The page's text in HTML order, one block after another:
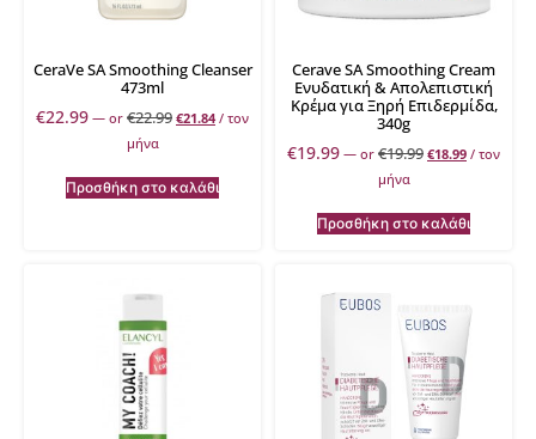
CeraVe SA Smoothing Cleanser
473ml
€22.99 — or €22.99 €21.84 / τον
μήνα
Προσθήκη στο καλάθι
Cerave SA Smoothing Cream
Ενυδατική & Απολεπιστική
Κρέμα για Ξηρή Επιδερμίδα,
340g
€19.99 — or €19.99 €18.99 / τον
μήνα
Προσθήκη στο καλάθι